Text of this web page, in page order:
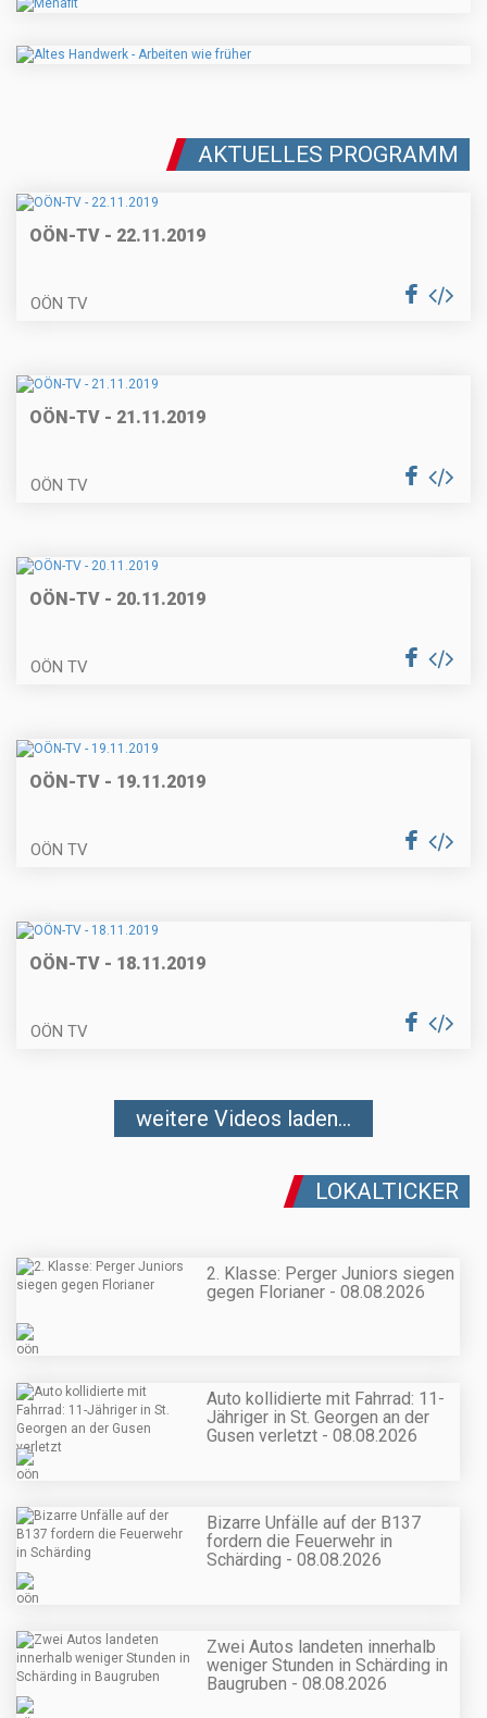
AKTUELLES PROGRAMM
OÖN-TV - 22.11.2019
OÖN TV
OÖN-TV - 21.11.2019
OÖN TV
OÖN-TV - 20.11.2019
OÖN TV
OÖN-TV - 19.11.2019
OÖN TV
OÖN-TV - 18.11.2019
OÖN TV
weitere Videos laden...
LOKALTICKER
2. Klasse: Perger Juniors siegen
gegen Florianer - 08.08.2026
Auto kollidierte mit Fahrrad: 11-
Jähriger in St. Georgen an der
Gusen verletzt - 08.08.2026
Bizarre Unfälle auf der B137
fordern die Feuerwehr in
Schärding - 08.08.2026
Zwei Autos landeten innerhalb
weniger Stunden in Schärding in
Baugruben - 08.08.2026